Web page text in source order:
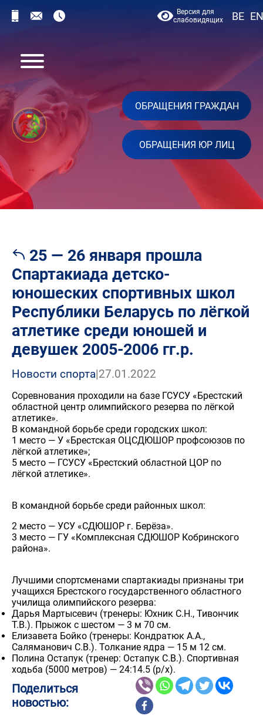
Версия для
слабовидящих
BE EN
ОБРАЩЕНИЯ ГРАЖДАН
ОБРАЩЕНИЯ ЮР ЛИЦ
25 — 26 января прошла
Спартакиада детско-
юношеских спортивных школ
Республики Беларусь по лёгкой
атлетике среди юношей и
девушек 2005-2006 гг.р.
Новости спорта|27.01.2022
Соревнования проходили на базе ГСУСУ «Брестский
областной центр олимпийского резерва по лёгкой
атлетике».
В командной борьбе среди городских школ:
1 место — У «Брестская ОЦСДЮШОР профсоюзов по
лёгкой атлетике»;
5 место — ГСУСУ «Брестский областной ЦОР по
лёгкой атлетике».
В командной борьбе среди районных школ:
2 место — УСУ «СДЮШОР г. Берёза».
3 место — ГУ «Комплексная СДЮШОР Кобринского
района».
Лучшими спортсменами спартакиады признаны три
учащихся Брестского государственного областного
училища олимпийского резерва:
Дарья Мартысевич (тренеры: Юхник С.Н., Тивончик
Т.В.). Прыжок с шестом — 3 м 70 см.
Елизавета Бойко (тренеры: Кондратюк А.А.,
Саляманович С.В.). Толкание ядра — 15 м 12 см.
Полина Остапук (тренер: Остапук С.В.). Спортивная
ходьба (5000 метров) — 24:14.5 (р/х).
Поделиться
новостью: